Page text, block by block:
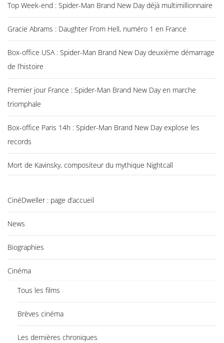
Top Week-end : Spider-Man Brand New Day déjà multimillionnaire
Gracie Abrams : Daughter From Hell, numéro 1 en France
Box-office USA : Spider-Man Brand New Day deuxième démarrage
de l’histoire
Premier jour France : Spider-Man Brand New Day en marche
triomphale
Box-office Paris 14h : Spider-Man Brand New Day explose les
records
Mort de Kavinsky, compositeur du mythique Nightcall
CinéDweller : page d’accueil
News
Biographies
Cinéma
Tous les films
Brèves cinéma
Les dernières chroniques